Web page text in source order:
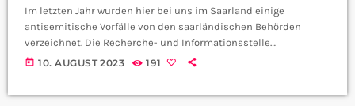
Im letzten Jahr wurden hier bei uns im Saarland einige
antisemitische Vorfälle von den saarländischen Behörden
verzeichnet. Die Recherche- und Informationsstelle
Antisemitismus Saarland (RIAS) dokumentierte insgesamt 33
today 10. AUGUST 2023 191